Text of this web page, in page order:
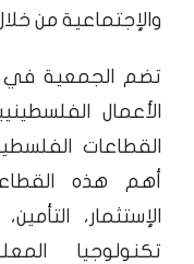
والإجتماعية من
تضم الجمعية في
الأعمال
القطاعات
أهم هذه
الإستثمار،
تكنولوجيا